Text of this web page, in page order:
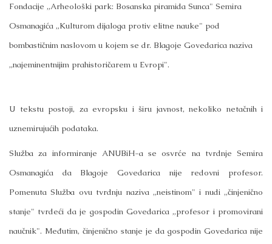
Fondacije „Arheološki park: Bosanska piramida Sunca" Semira
Osmanagića „Kulturom dijaloga protiv elitne nauke" pod
bombastičnim naslovom u kojem se dr. Blagoje Govedarica naziva
„najeminentnijim prahistoričarem u Evropi".
U tekstu postoji, za evropsku i širu javnost, nekoliko netačnih i
uznemirujućih podataka.
Služba za informiranje ANUBiH-a se osvrće na tvrdnje Semira
Osmanagića da Blagoje Govedarica nije redovni profesor.
Pomenuta Služba ovu tvrdnju naziva „neistinom" i nudi „činjenično
stanje" tvrdeći da je gospodin Govedarica „profesor i promovirani
naučnik". Međutim, činjenično stanje je da gospodin Govedarica nije